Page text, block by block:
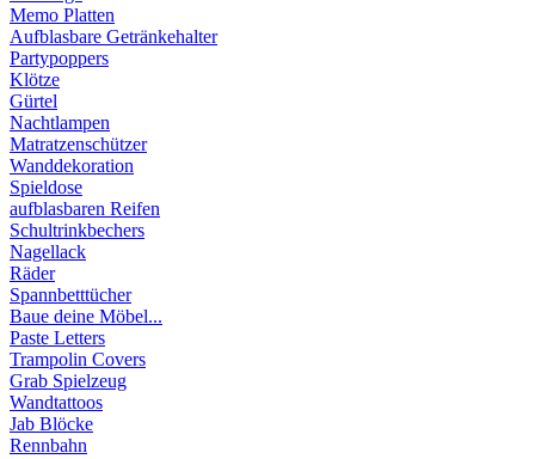
Memo Platten
Aufblasbare Getränkehalter
Partypoppers
Klötze
Gürtel
Nachtlampen
Matratzenschützer
Wanddekoration
Spieldose
aufblasbaren Reifen
Schultrinkbechers
Nagellack
Räder
Spannbetttücher
Baue deine Möbel...
Paste Letters
Trampolin Covers
Grab Spielzeug
Wandtattoos
Jab Blöcke
Rennbahn